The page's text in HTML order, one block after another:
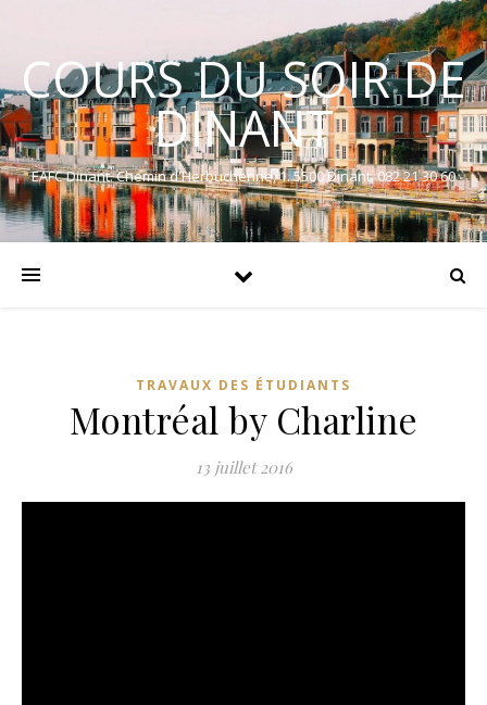
COURS DU SOIR DE
DINANT
EAFC Dinant. Chemin d'Herbuchenne, 1. 5500 Dinant. 082 21 30 60
TRAVAUX DES ÉTUDIANTS
Montréal by Charline
13 juillet 2016